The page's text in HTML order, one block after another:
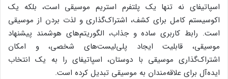
اسپاتیفای نه تنها یک پلتفرم استریم موسیقی است، بلکه یک
اکوسیستم کامل برای کشف، اشتراک‌گذاری و لذت بردن از موسیقی
است. رابط کاربری ساده و جذاب، الگوریتم‌های هوشمند پیشنهاد
موسیقی، قابلیت ایجاد پلی‌لیست‌های شخصی، و امکان
اشتراک‌گذاری موسیقی با دوستان، اسپاتیفای را به یک انتخاب
ایده‌آل برای علاقه‌مندان به موسیقی تبدیل کرده است.